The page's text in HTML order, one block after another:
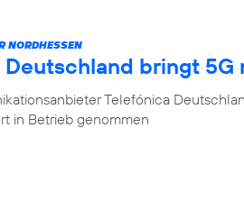
NORDHESSEN
bringt 5G
Telefónica
in Betrieb genommen